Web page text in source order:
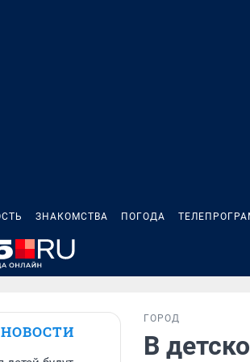
ЗНАКОМСТВА ПОГОДА
ГОРОД
В